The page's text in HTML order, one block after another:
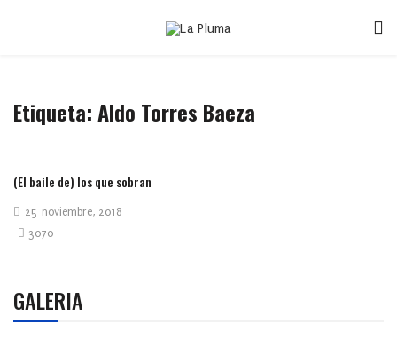
Etiqueta:Aldo Torres Baeza
(El baile de) los que sobran
25 noviembre, 2018
3070
GALERIA